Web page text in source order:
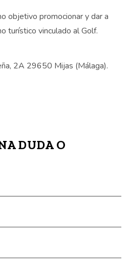
objetivo promocionar y dar a
turístico vinculado al Golf.
2A 29650 Mijas (Málaga).
DUDA O